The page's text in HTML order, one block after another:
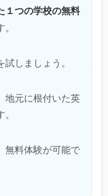
１つの学校の無料
。
しましょう。
地元に根付いた英
無料体験が可能で